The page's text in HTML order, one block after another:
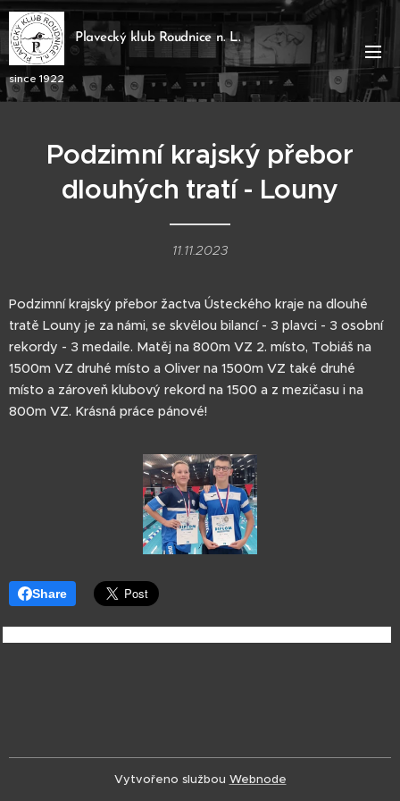
Plavecký klub Roudnice n. L.
since 1922
Podzimní krajský přebor
dlouhých tratí - Louny
11.11.2023
Podzimní krajský přebor žactva Ústeckého kraje na dlouhé
tratě Louny je za námi, se skvělou bilancí - 3 plavci - 3 osobní
rekordy - 3 medaile. Matěj na 800m VZ 2. místo, Tobiáš na
1500m VZ druhé místo a Oliver na 1500m VZ také druhé
místo a zároveň klubový rekord na 1500 a z mezičasu i na
800m VZ. Krásná práce pánové!
Share
Vytvořeno službou Webnode